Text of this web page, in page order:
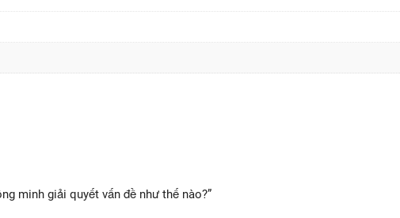
minh giải quyết vấn đề như thế nào?”